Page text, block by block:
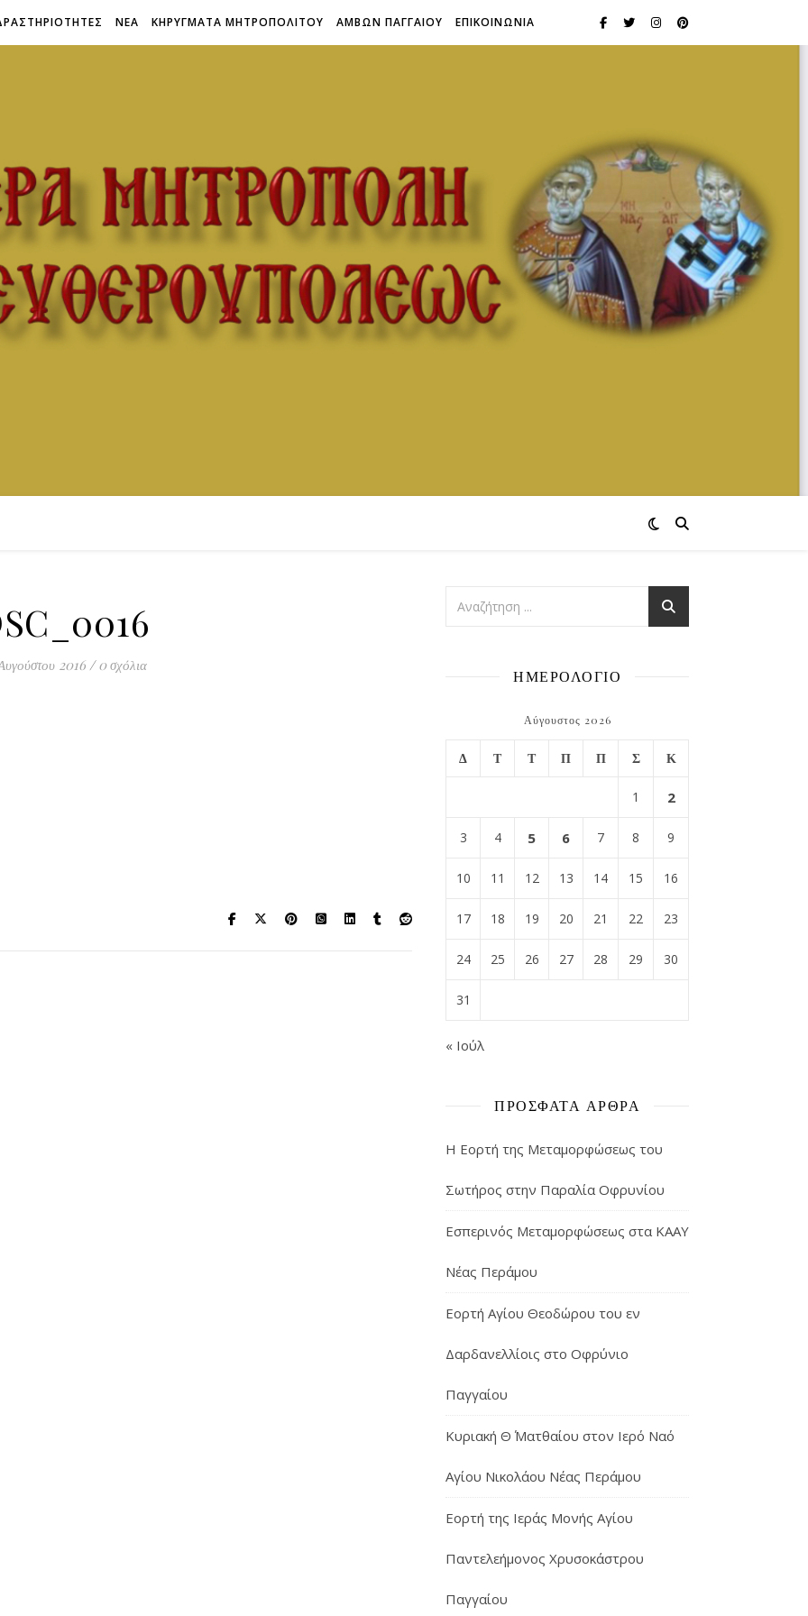
ΝΕΑ ΚΗΡΥΓΜΑΤΑ ΜΗΤΡΟΠΟΛΙΤΟΥ ΑΜΒΩΝ ΠΑΓΓΑΙΟΥ ΕΠΙΚΟΙΝΩΝΙΑ
2016 / 0 σχόλια
ΗΜΕΡΟΛΟΓΙΟ
Αύγουστος 2026
Δ Τ Τ Π Π Σ Κ
1 2
3 4 5 6 7 8 9
10 11 12 13 14 15 16
17 18 19 20 21 22 23
24 25 26 27 28 29 30
31
« Ιούλ
ΠΡΌΣΦΑΤΑ ΆΡΘΡΑ
Η Εορτή της Μεταμορφώσεως του
Σωτήρος στην Παραλία Οφρυνίου
Εσπερινός Μεταμορφώσεως στα ΚΑΑΥ
Νέας Περάμου
Εορτή Αγίου Θεοδώρου του εν
Δαρδανελλίοις στο Οφρύνιο
Παγγαίου
Κυριακή Θ΄ Ματθαίου στον Ιερό Ναό
Αγίου Νικολάου Νέας Περάμου
Εορτή της Ιεράς Μονής Αγίου
Παντελεήμονος Χρυσοκάστρου
Παγγαίου